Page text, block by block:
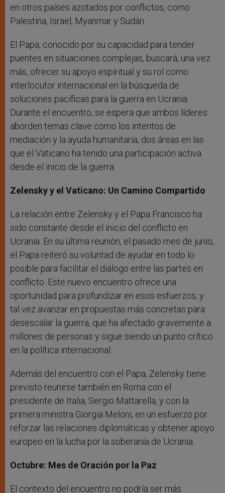
en otros países azotados por conflictos, como
Palestina, Israel, Myanmar y Sudán.
El Papa, conocido por su capacidad para tender
puentes en situaciones complejas, buscará, una vez
más, ofrecer su apoyo espiritual y su rol como
interlocutor internacional en la búsqueda de
soluciones pacíficas para la guerra en Ucrania.
Durante el encuentro, se espera que ambos líderes
aborden temas clave como los intentos de
mediación y la ayuda humanitaria, dos áreas en las
que el Vaticano ha tenido una participación activa
desde el inicio de la guerra.
Zelensky y el Vaticano: Un Camino Compartido
La relación entre Zelensky y el Papa Francisco ha
sido constante desde el inicio del conflicto en
Ucrania. En su última reunión, el pasado mes de junio,
el Papa reiteró su voluntad de ayudar en todo lo
posible para facilitar el diálogo entre las partes en
conflicto. Este nuevo encuentro ofrece una
oportunidad para profundizar en esos esfuerzos, y
tal vez avanzar en propuestas más concretas para
desescalar la guerra, que ha afectado gravemente a
millones de personas y sigue siendo un punto crítico
en la política internacional.
Además del encuentro con el Papa, Zelensky tiene
previsto reunirse también en Roma con el
presidente de Italia, Sergio Mattarella, y con la
primera ministra Giorgia Meloni, en un esfuerzo por
reforzar las relaciones diplomáticas y obtener apoyo
europeo en la lucha por la soberanía de Ucrania.
Octubre: Mes de Oración por la Paz
El contexto del encuentro no podría ser más